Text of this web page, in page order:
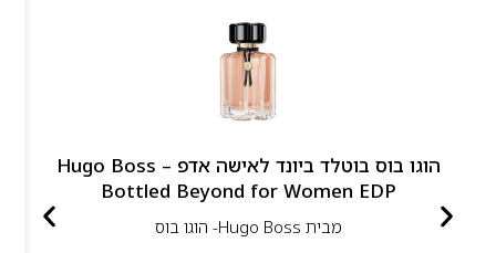
הוגו בוס בוטלד ביונד לאישה אדפ – Hugo Boss
Bottled Beyond for Women EDP
מבית Hugo Boss- הוגו בוס